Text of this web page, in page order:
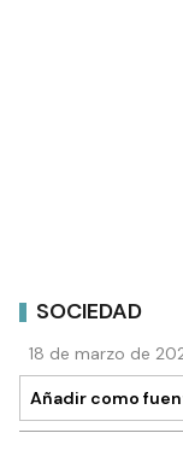
SOCIEDAD
18 de marzo de
Añadir como